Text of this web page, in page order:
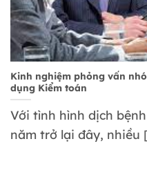
Kinh nghiệm phỏng vấn
dụng Kiểm toán
Với tình hình dịch
năm trở lại đây, nhiều